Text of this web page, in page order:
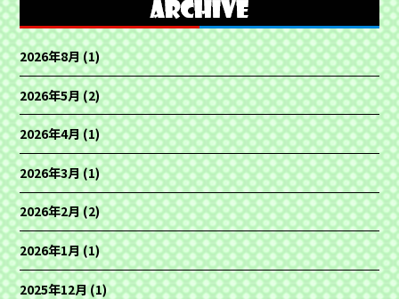
2026年8月(1)
2026年5月(2)
2026年4月(1)
2026年3月(1)
2026年2月(2)
2026年1月(1)
2025年12月(1)